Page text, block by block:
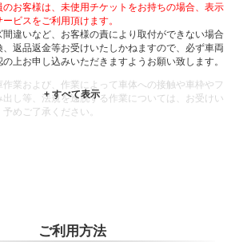
お客様は、未使用チケットをお持ちの場合、表示
ビスをご利用頂けます。
違いなど、お客様の責により取付ができない場合
、返品返金等お受けいたしかねますので、必ず車両
上お申し込みいただきますようお願い致します。
業および、作業によって車体への接触や車枠やフ
出し等、法規を逸脱する作業については、お受けい
めご了承ください。
ご利用方法